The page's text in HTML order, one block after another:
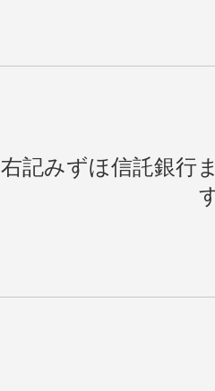
右記みずほ信託銀行